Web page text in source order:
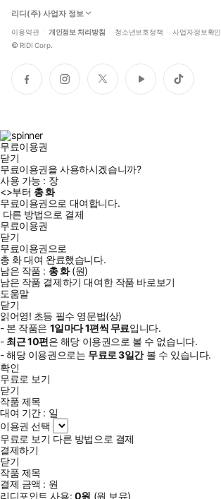
리디(주) 사업자 정보
이용약관 개인정보 처리방침 청소년보호정책 사업자정보확인
© RIDI Corp.
페
이
인
스
트
위
유
튜
틱
톡
무료이용권
닫기
무료이용권을 사용하시겠습니까?
사용 가능 : 장
<>부터 총화
무료이용권으로 대여합니다.
다른 방법으로 결제
무료이용권
닫기
무료이용권으로
총 화대여 완료했습니다.
남은 작품 : 총화(원)
남은 작품 결제하기 대여한 작품 바로보기
도움말
닫기
읽어영! 초등 필수 영문법(상)
- 본 작품은 1일마다1편씩 무료입니다.
- 최근10편은 해당 이용권으로 볼 수 없습니다.
- 해당 이용권으로는 무료로3일간볼 수 있습니다.
확인
무료로 보기
닫기
작품 제목
대여 기간 : 일
이용권 선택
무료로 보기 다른 방법으로 결제
결제하기
닫기
작품 제목
결제 금액 : 원
리디포인트 사용: 0원 (원 보유)